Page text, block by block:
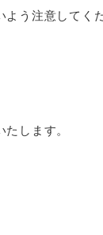
よう注意してく
します。